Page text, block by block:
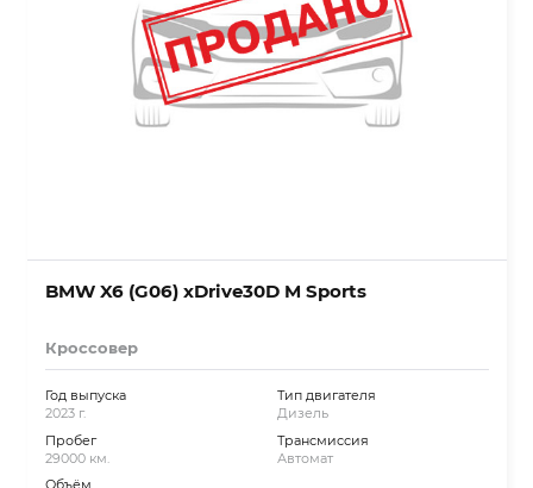
BMW X6 (G06) xDrive30D M Sports
Кроссовер
Год выпуска
2023 г.
Пробег
29000 км.
Объём
Тип двигателя
Дизель
Трансмиссия
Автомат